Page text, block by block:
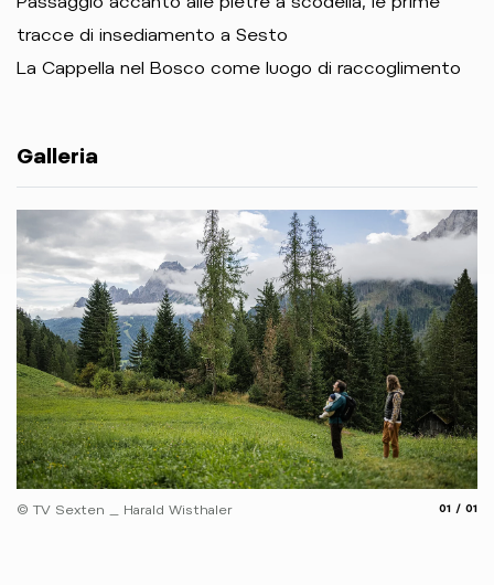
tracce di insediamento a Sesto
La Cappella nel Bosco come luogo di raccoglimento
Galleria
© TV Sexten _ Harald Wisthaler 01 01